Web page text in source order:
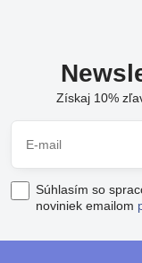
Získaj 10%
Súhlasím so
noviniek emailom